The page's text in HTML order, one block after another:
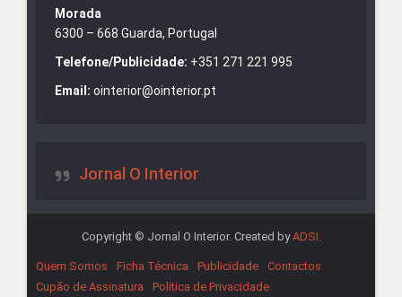
Morada
6300 – 668 Guarda, Portugal
Telefone/Publicidade: +351 271 221 995
Email: ointerior@ointerior.pt
Jornal O Interior
Copyright © Jornal O Interior. Created byADSI
Quem Somos Ficha Técnica Publicidade
Contactos
Cupão de Assinatura
Política de Privacidade